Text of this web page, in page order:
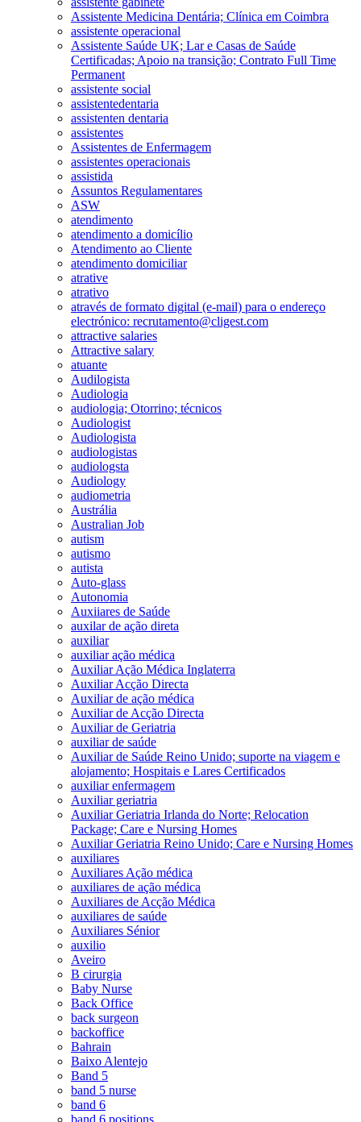
Assistente Medicina Dentária; Clínica em Coimbra
assistente operacional
Assistente Saúde UK; Lar e Casas de Saúde
Certificadas; Apoio na transição; Contrato Full Time
Permanent
assistente social
assistentedentaria
assistenten dentaria
assistentes
Assistentes de Enfermagem
assistentes operacionais
assistida
Assuntos Regulamentares
ASW
atendimento
atendimento a domicílio
Atendimento ao Cliente
atendimento domiciliar
atrative
atrativo
através de formato digital (e-mail) para o endereço
electrónico: recrutamento@cligest.com
attractive salaries
Attractive salary
atuante
Audilogista
Audiologia
audiologia; Otorrino; técnicos
Audiologist
Audiologista
audiologistas
audiologsta
Audiology
audiometria
Austrália
Australian Job
autism
autismo
autista
Auto-glass
Autonomia
Auxiiares de Saúde
auxilar de ação direta
auxiliar
auxiliar ação médica
Auxiliar Ação Médica Inglaterra
Auxiliar Acção Directa
Auxiliar de ação médica
Auxiliar de Acção Directa
Auxiliar de Geriatria
auxiliar de saúde
Auxiliar de Saúde Reino Unido; suporte na viagem e
alojamento; Hospitais e Lares Certificados
auxiliar enfermagem
Auxiliar geriatria
Auxiliar Geriatria Irlanda do Norte; Relocation
Package; Care e Nursing Homes
Auxiliar Geriatria Reino Unido; Care e Nursing Homes
auxiliares
Auxiliares Ação médica
auxiliares de ação médica
Auxiliares de Acção Médica
auxiliares de saúde
Auxiliares Sénior
auxilio
Aveiro
B cirurgia
Baby Nurse
Back Office
back surgeon
backoffice
Bahrain
Baixo Alentejo
Band 5
band 5 nurse
band 6
band 6 positions